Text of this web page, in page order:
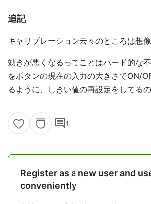
追記
キャリブレーション云々のところは想像
効きが悪くなるってことはハード的な
をボタンの現在の入力の大きさでON/
るように、しきい値の再設定をしてるの
comment1
Register as a new user and
conveniently